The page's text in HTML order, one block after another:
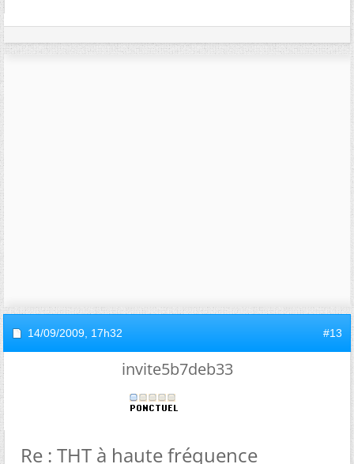
14/09/2009, 17h32 #13
invite5b7deb33
Re : THT à haute fréquence